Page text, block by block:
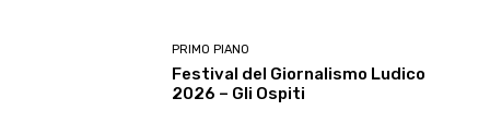
PRIMO PIANO
Festival del Giornalismo Ludico
2026 – Gli Ospiti